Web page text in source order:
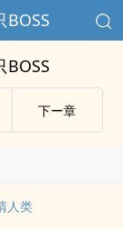
下ー章
人类